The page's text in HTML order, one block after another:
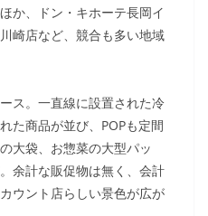
か、ドン・キホーテ長岡イ
崎店など、競合も多い地域
ス。一直線に設置された冷
た商品が並び、POPも定間
大袋、お惣菜の大型パッ
余計な販促物は無く、会計
ウント店らしい景色が広が